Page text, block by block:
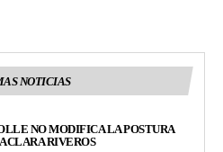
NOTICIAS
NO MODIFICA LA POSTURA
RIVEROS